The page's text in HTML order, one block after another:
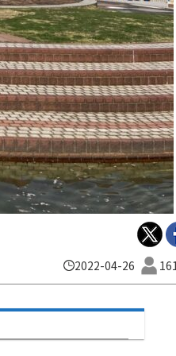
2022-04-26